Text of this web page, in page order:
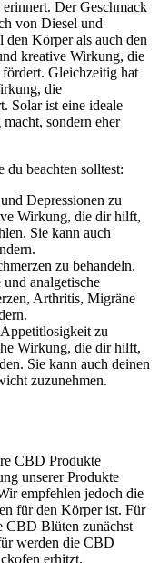
Der Geschmack
von Diesel und
den Körper als auch den
kreative Wirkung, die
Gleichzeitig hat
die
Solar ist eine ideale
sondern eher
du beachten solltest:
Depressionen zu
Wirkung, die dir hilft,
Sie kann auch
zu behandeln.
und analgetische
Arthritis, Migräne
zu
Wirkung, die dir hilft,
Sie kann auch deinen
zuzunehmen.
CBD Produkte
unserer Produkte
empfehlen jedoch die
für den Körper ist. Für
CBD Blüten zunächst
werden die CBD
erhitzt.